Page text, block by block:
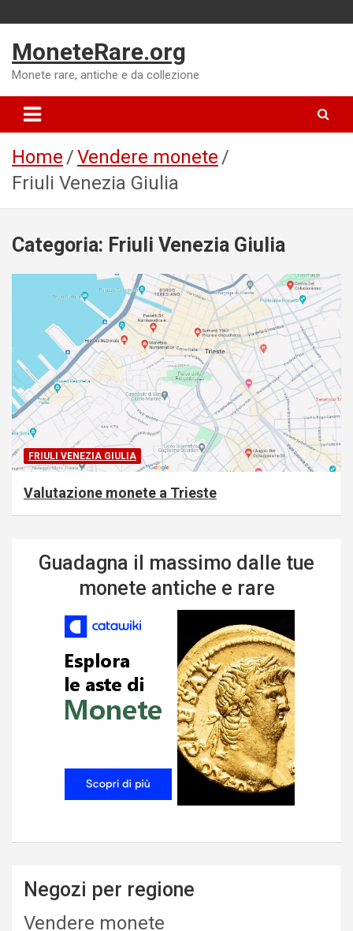
to
content
MoneteRare.org
Monete rare, antiche e da collezione
Home
Vendere monete
Friuli Venezia Giulia
Categoria: Friuli Venezia Giulia
FRIULI VENEZIA GIULIA
Valutazione monete a Trieste
Guadagna il massimo dalle tue
monete antiche e rare
Negozi per regione
Vendere monete